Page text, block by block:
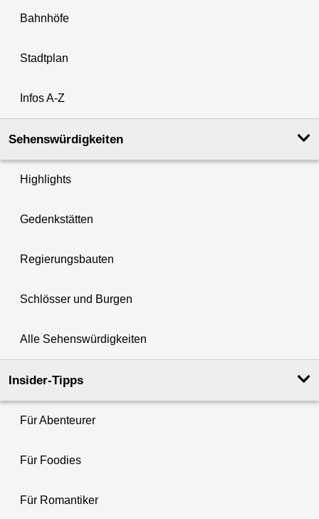
Bahnhöfe
Stadtplan
Infos A-Z
Sehenswürdigkeiten
Highlights
Gedenkstätten
Regierungsbauten
Schlösser und Burgen
Alle Sehenswürdigkeiten
Insider-Tipps
Für Abenteurer
Für Foodies
Für Romantiker